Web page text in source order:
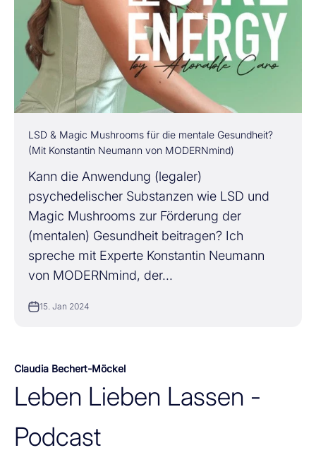
LSD & Magic Mushrooms für die mentale Gesundheit?
(Mit Konstantin Neumann von MODERNmind)
Kann die Anwendung (legaler)
psychedelischer Substanzen wie LSD und
Magic Mushrooms zur Förderung der
(mentalen) Gesundheit beitragen? Ich
spreche mit Experte Konstantin Neumann
von MODERNmind, der...
15. Jan 2024
Claudia Bechert-Möckel